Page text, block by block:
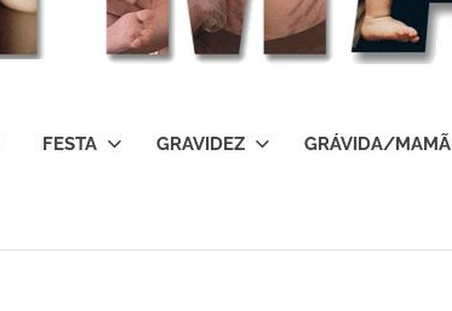
FESTA GRAVIDEZ GRÁVIDA/MAMÃ